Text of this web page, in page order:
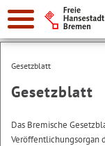
Suche:
Gesetzblatt
Gesetzblatt
Das Bremische
Veröffentlichungsorgan